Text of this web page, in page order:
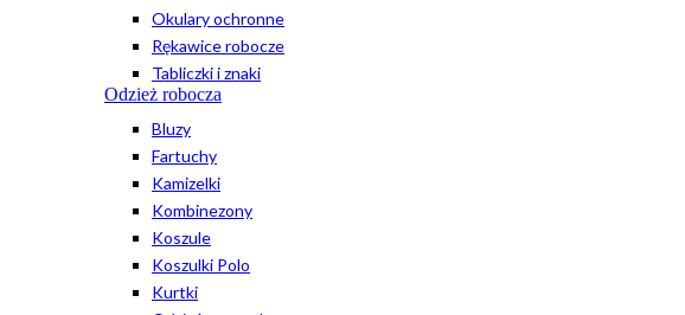
Okulary ochronne
Rękawice robocze
Tabliczki i znaki
Odzież robocza
Bluzy
Fartuchy
Kamizelki
Kombinezony
Koszule
Koszulki Polo
Kurtki